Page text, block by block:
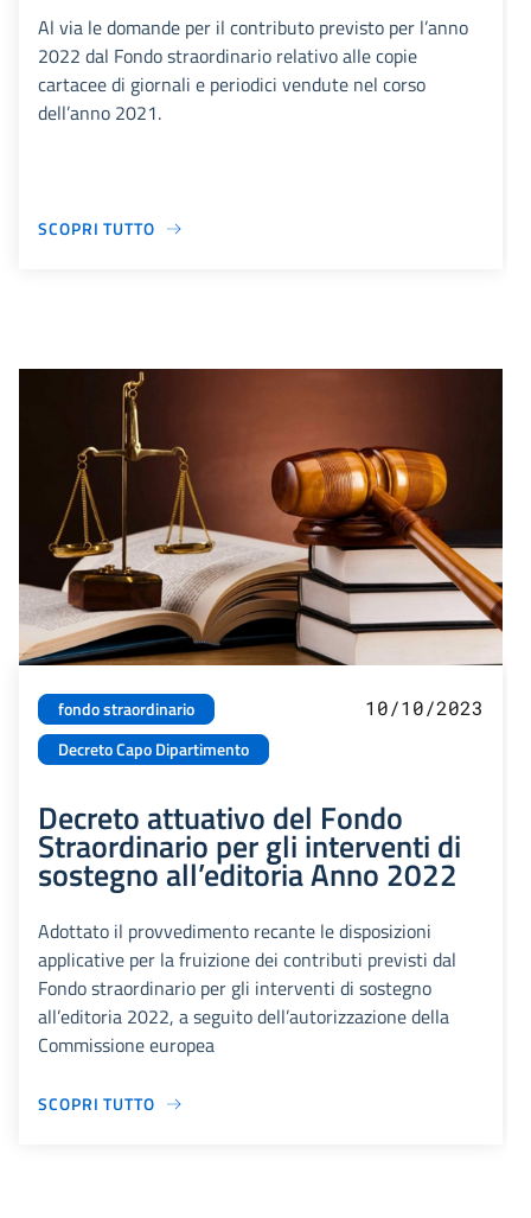
Al via le domande per il contributo previsto per l’anno
2022 dal Fondo straordinario relativo alle copie
cartacee di giornali e periodici vendute nel corso
dell’anno 2021.
SCOPRI TUTTO
fondo straordinario
Decreto Capo Dipartimento
10/10/2023
Decreto attuativo del Fondo
Straordinario per gli interventi di
sostegno all’editoria Anno 2022
Adottato il provvedimento recante le disposizioni
applicative per la fruizione dei contributi previsti dal
Fondo straordinario per gli interventi di sostegno
all’editoria 2022, a seguito dell’autorizzazione della
Commissione europea
SCOPRI TUTTO